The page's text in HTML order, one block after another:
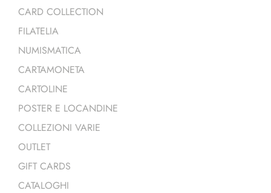
CARD COLLECTION
FILATELIA
NUMISMATICA
CARTAMONETA
CARTOLINE
POSTER E LOCANDINE
COLLEZIONI VARIE
OUTLET
GIFT CARDS
CATALOGHI